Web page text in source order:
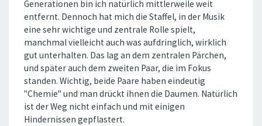
Generationen bin ich natürlich mittlerweile weit
entfernt. Dennoch hat mich die Staffel, in der Musik
eine sehr wichtige und zentrale Rolle spielt,
manchmal vielleicht auch was aufdringlich, wirklich
gut unterhalten. Das lag an dem zentralen Pärchen,
und später auch dem zweiten Paar, die im Fokus
standen. Wichtig, beide Paare haben eindeutig
''Chemie'' und man drückt ihnen die Daumen. Natürlich
ist der Weg nicht einfach und mit einigen
Hindernissen gepflastert.